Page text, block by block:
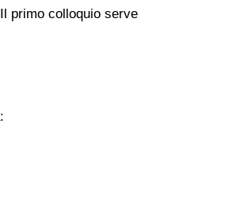
primo colloquio serve